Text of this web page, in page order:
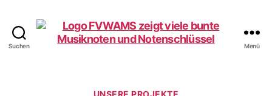
Suchen Menü
Kategorien
UNSERE PROJEKTE